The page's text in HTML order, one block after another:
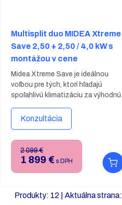
Multisplit duo MIDEA Xtreme
Save 2,50 + 2,50 / 4,0 kW s
montážou v cene
Midea Xtreme Save je ideálnou
voľbou pre tých, ktorí hľadajú
spoľahlivú klimatizáciu za výhodnú
vynikajúci pomer cena-výkon vďaka
jednoduchému dizajnu, tichej
ovládaniu.
cene. Viac informácií o
podmienkach montáže nájdete
Konzultácia
2 099 €
1 899 € s DPH
Produkty: 12 | Aktuálna strana: